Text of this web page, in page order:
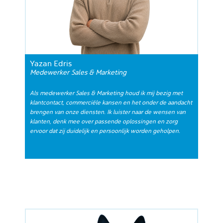
Yazan Edris
Medewerker Sales & Marketing
Als medewerker Sales & Marketing houd ik mij bezig met
klantcontact, commerciële kansen en het onder de aandacht
brengen van onze diensten. Ik luister naar de wensen van
klanten, denk mee over passende oplossingen en zorg
ervoor dat zij duidelijk en persoonlijk worden geholpen.